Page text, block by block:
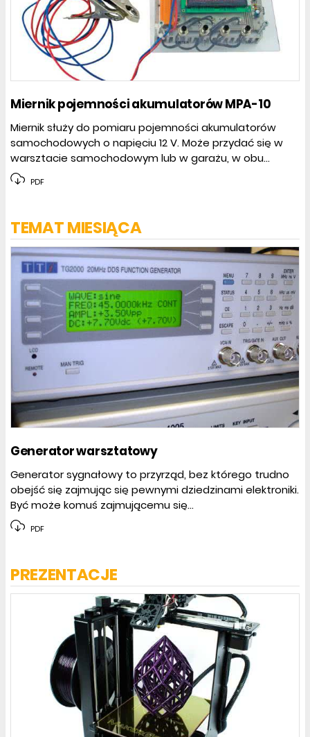
Miernik pojemności akumulatorów MPA-10
Miernik służy do pomiaru pojemności akumulatorów
samochodowych o napięciu 12 V. Może przydać się w
warsztacie samochodowym lub w garażu, w obu...
PDF
TEMAT MIESIĄCA
Generator warsztatowy
Generator sygnałowy to przyrząd, bez którego trudno
obejść się zajmując się pewnymi dziedzinami elektroniki.
Być może komuś zajmującemu się...
PDF
PREZENTACJE